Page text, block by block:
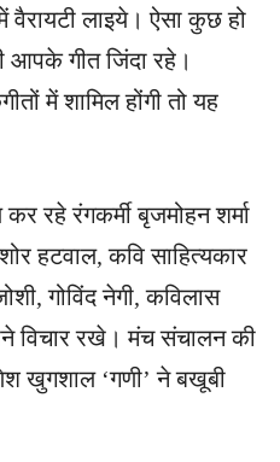
लाइये। ऐसा कुछ हो
आपके गीत जिंदा रहे।
में शामिल होंगी तो यह
रहे रंगकर्मी बृजमोहन शर्मा
हटवाल, कवि साहित्यकार
गोविंद नेगी, कविलास
विचार रखे। मंच संचालन की
खुगशाल ‘गणी’ ने बखूबी